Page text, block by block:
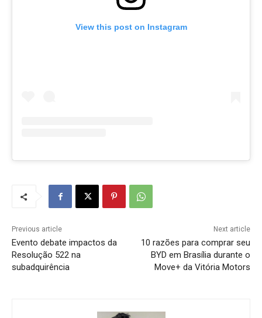
View this post on Instagram
Previous article
Evento debate impactos da
Resolução 522 na
subadquirência
Next article
10 razões para comprar seu
BYD em Brasília durante o
Move+ da Vitória Motors